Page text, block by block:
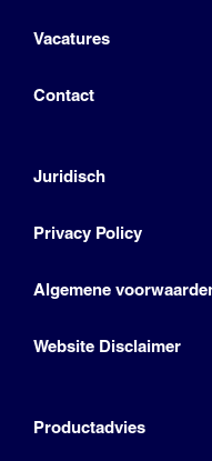
Vacatures
Contact
Juridisch
Privacy Policy
Algemene
Website Disclaimer
Productadvies